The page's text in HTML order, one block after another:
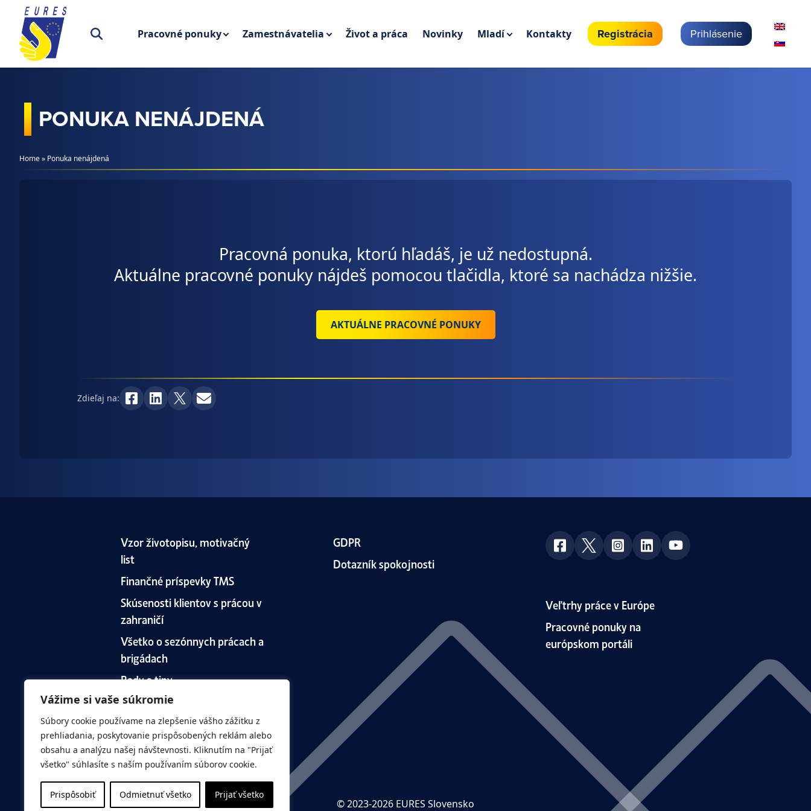
Vážime si vaše súkromie
Súbory cookie používame na zlepšenie vášho zážitku z
prehliadania, poskytovanie prispôsobených reklám alebo
obsahu a analýzu našej návštevnosti. Kliknutím na "Prijať
všetko" súhlasíte s naším používaním súborov cookie.
Prispôsobiť Odmietnuť všetko Prijať všetko
Prejsť na obsah
Pracovné ponuky Zamestnávatelia Život a práca Novinky Mladí Kontakty Registrácia Prihlásenie
PONUKA NENÁJDENÁ
Home» Ponuka nenájdená
Pracovná ponuka, ktorú hľadáš, je už nedostupná.
Aktuálne pracovné ponuky nájdeš pomocou tlačidla, ktoré sa nachádza nižšie.
AKTUÁLNE PRACOVNÉ PONUKY
Zdieľaj na:
Vzor životopisu, motivačný
list
Finančné príspevky TMS
Skúsenosti klientov s prácou v
zahraničí
Všetko o sezónnych prácach a
brigádach
Rady a tipy
Nábor zamestnancov cez
EURES
GDPR
Dotazník spokojnosti
Veľtrhy práce v Európe
Pracovné ponuky na
európskom portáli
© 2023-2026 EURES Slovensko